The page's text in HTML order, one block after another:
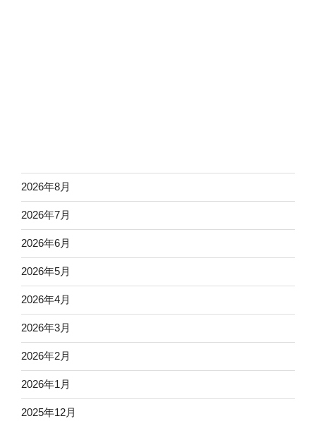
2026年8月
2026年7月
2026年6月
2026年5月
2026年4月
2026年3月
2026年2月
2026年1月
2025年12月